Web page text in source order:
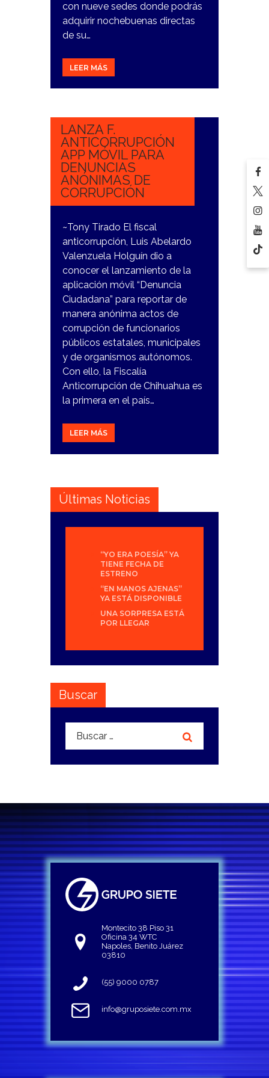
con nueve sedes donde podrás
adquirir nochebuenas directas
de su…
LEER MÁS
9
LANZA F.
ANTICORRUPCIÓN
APP MÓVIL PARA
DENUNCIAS
ANÓNIMAS DE
CORRUPCIÓN
~Tony Tirado El fiscal
anticorrupción, Luis Abelardo
Valenzuela Holguín dio a
conocer el lanzamiento de la
aplicación móvil “Denuncia
Ciudadana” para reportar de
manera anónima actos de
corrupción de funcionarios
públicos estatales, municipales
y de organismos autónomos.
Con ello, la Fiscalía
Anticorrupción de Chihuahua es
la primera en el país…
LEER MÁS
Últimas Noticias
“YO ERA POESÍA” YA
TIENE FECHA DE
ESTRENO
“EN MANOS AJENAS”
YA ESTÁ DISPONIBLE
UNA SORPRESA ESTÁ
POR LLEGAR
Buscar
Buscar:
Montecito 38 Piso 31
Oficina 34 WTC
Napoles, Benito Juárez
03810
(55) 9000 0787
info@gruposiete.com.mx